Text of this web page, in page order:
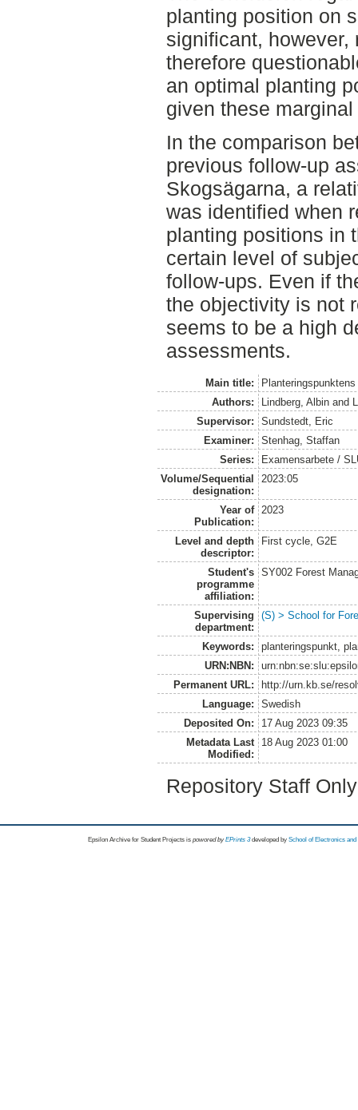
planting position on
significant,
therefore
an optimal planting
given these
In the comparison
previous follow-up
Skogsägarna, a
was identified when
planting positions in
certain level of
follow-ups. Even if
the objectivity is not
seems to be a high
assessments.
Main title:
Authors:
Lindberg, Albin and
Supervisor:
Sundstedt, Eric
Examiner:
Stenhag, Staffan
Series:
Examensarbete /
Volume/Sequential
designation:
2023:05
Year of
Publication:
2023
Level and depth
descriptor:
First cycle, G2E
Student's
programme
affiliation:
SY002 Forest
Supervising
department:
(S) > School for
Keywords:
planteringspunkt,
URN:NBN:
Permanent URL:
http://urn.kb.se/
Language:
Swedish
Deposited On:
17 Aug 2023 09:35
Metadata Last
Modified:
18 Aug 2023 01:00
Repository Staff
Epsilon Archive for Student Projects is powored byEPrints 3 developed by School of Electronics